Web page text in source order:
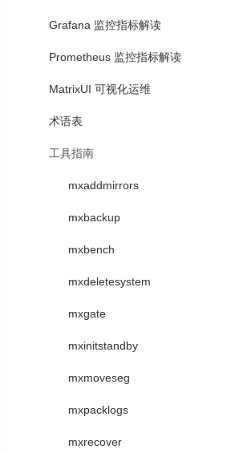
Grafana 监控指标解读
Prometheus 监控指标解读
MatrixUI 可视化运维
术语表
工具指南
mxaddmirrors
mxbackup
mxbench
mxdeletesystem
mxgate
mxinitstandby
mxmoveseg
mxpacklogs
mxrecover